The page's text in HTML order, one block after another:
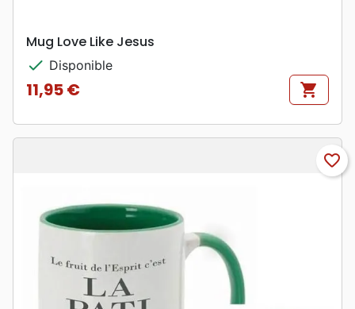
Mug Love Like Jesus
check Disponible
Prix
11,95 € shopping_cart
favorite_border